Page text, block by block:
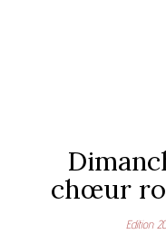
chœur
Edition